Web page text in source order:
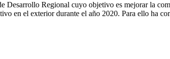
Desarrollo Regional cuyo objetivo es mejorar la
en el exterior durante el año 2020. Para ello ha